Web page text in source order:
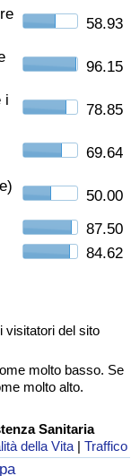
58.93
96.15
i
78.85
69.64
50.00
87.50
84.62
visitatori del sito
molto basso. Se
molto alto.
Sanitaria
della Vita |Traffico